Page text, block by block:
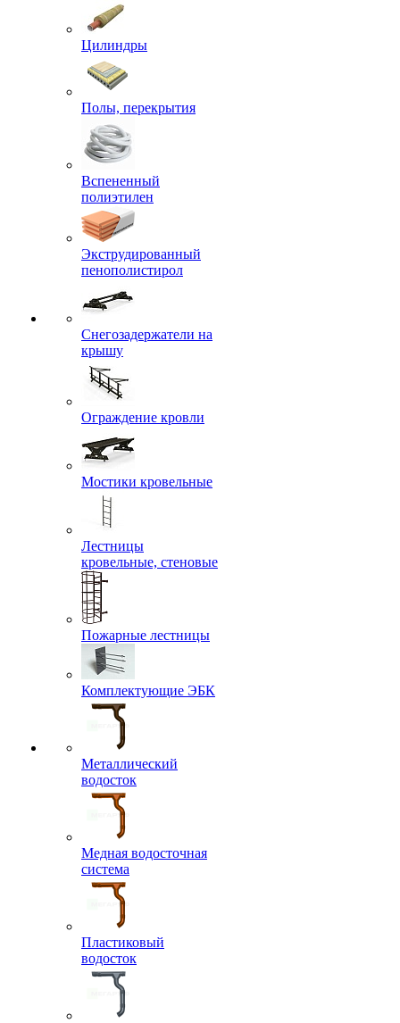
Цилиндры
Полы, перекрытия
Вспененный
полиэтилен
Экструдированный
пенополистирол
Снегозадержатели на
крышу
Ограждение кровли
Мостики кровельные
Лестницы
кровельные, стеновые
Пожарные лестницы
Комплектующие ЭБК
Металлический
водосток
Медная водосточная
система
Пластиковый
водосток